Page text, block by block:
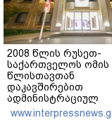
2008 წლის რუსეთ-
საქართველოს ომის
წლისთავთან
დაკავშირებით
ადმინისტრაციულ
შენობებზე
დროშები დაეშვა